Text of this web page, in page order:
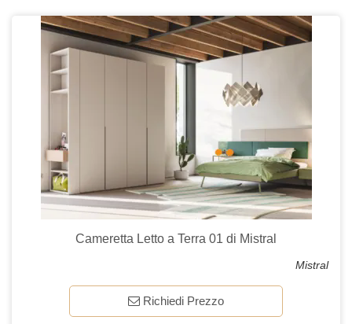
Cameretta Letto a Terra 01 di Mistral
Mistral
Richiedi Prezzo